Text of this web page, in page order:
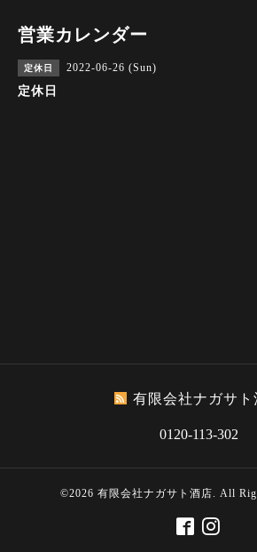
営業カレンダー
定休日 2022-06-26 (Sun)
定休日
有限会社ナガサト
0120-113-302
©2026 有限会社ナガサト酒店. All